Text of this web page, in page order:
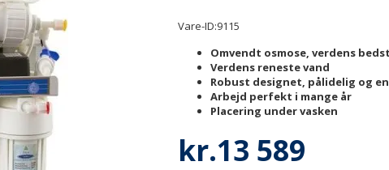
Vare-ID:9115
Omvendt osmose, verdens
Verdens reneste vand
Robust designet, pålidelig og
Arbejd perfekt i mange år
Placering under vasken
kr.13 589